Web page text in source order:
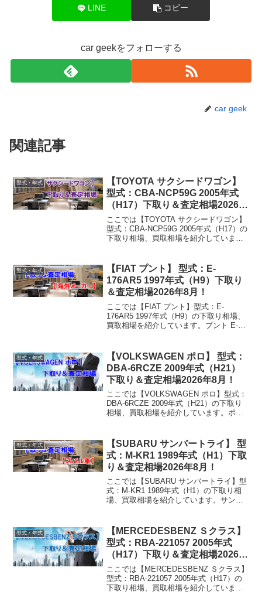
LINE コピー
car geekをフォローする
car geek
関連記事
型式・年式
【TOYOTA サクシードワゴン】
型式：CBA-NCP59G 2005年式
（H17）下取り＆査定相場2026年
8月！
ここでは【TOYOTA サクシードワゴン】
型式：CBA-NCP59G 2005年式（H17）の
下取り相場、買取相場を紹介していま
下取り相場：マイナス1万円...
型式・年式
【FIAT プント】 型式：E-
176AR5 1997年式（H9）下取り
＆査定相場2026年8月！
ここでは【FIAT プント】型式：E-
176AR5 1997年式（H9）の下取り相場、
買取相場を紹介しています。プント E-
円買取り相場：マイナス1万円～...
型式・年式
【VOLKSWAGEN ポロ】 型式：
DBA-6RCZE 2009年式（H21）
下取り＆査定相場2026年8月！
ここでは【VOLKSWAGEN ポロ】型式：
DBA-6RCZE 2009年式（H21）の下取り
相場、買取相場を紹介しています。ポロ
～174万円買取り相...
型式・年式
【SUBARU サンバートライ】 型
式：M-KR1 1989年式（H1）下取
り＆査定相場2026年8月！
ここでは【SUBARU サンバートライ】型
式：M-KR1 1989年式（H1）の下取り相
場、買取相場を紹介しています。サンバ
円～1万円買取り相場：マイナス...
型式・年式
【MERCEDESBENZ Ｓクラス】
型式：RBA-221057 2005年式
（H17）下取り＆査定相場2026年
8月！
ここでは【MERCEDESBENZ Ｓクラス】
型式：RBA-221057 2005年式（H17）の
下取り相場、買取相場を紹介していま